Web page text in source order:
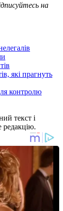
на
які прагнуть
контролю
текст і
редакцію.